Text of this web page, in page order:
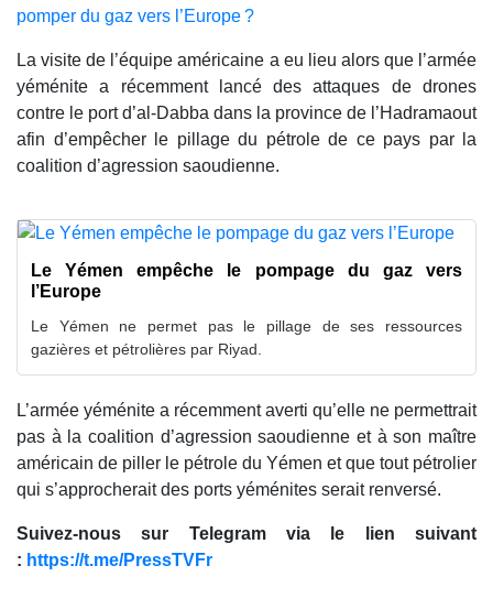
pomper du gaz vers l’Europe ?
La visite de l’équipe américaine a eu lieu alors que l’armée
yéménite a récemment lancé des attaques de drones
contre le port d’al-Dabba dans la province de l’Hadramaout
afin d’empêcher le pillage du pétrole de ce pays par la
coalition d’agression saoudienne.
Le Yémen empêche le pompage du gaz vers
l’Europe
Le Yémen ne permet pas le pillage de ses ressources
gazières et pétrolières par Riyad.
L’armée yéménite a récemment averti qu’elle ne permettrait
pas à la coalition d’agression saoudienne et à son maître
américain de piller le pétrole du Yémen et que tout pétrolier
qui s’approcherait des ports yéménites serait renversé.
Suivez-nous sur Telegram via le lien suivant
: https://t.me/PressTVFr